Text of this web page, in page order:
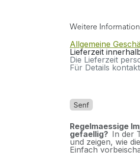
Weitere
Allgemeine
Lieferzeit
Die Lieferzeit
Für Details
Senf
Regelmaessige
gefaellig? In der
und zeigen, wie
Einfach